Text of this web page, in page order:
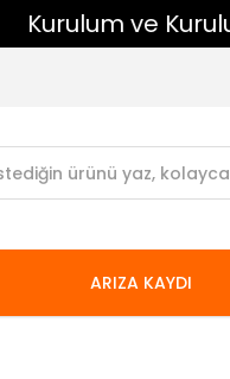
Kurulum ve
ARIZA KAYDI